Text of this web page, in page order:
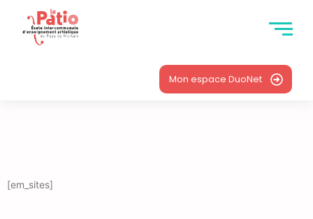
Mon espace DuoNet
[em_sites]